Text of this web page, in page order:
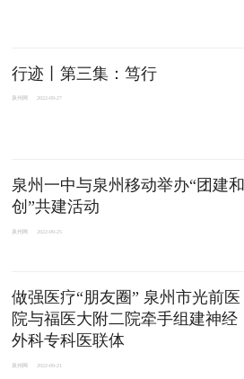
行迹丨第三集：笃行
泉州网 2022-09-27
泉州一中与泉州移动举办“团建和
创”共建活动
泉州网 2022-09-25
做强医疗“朋友圈” 泉州市光前医
院与福医大附二院牵手组建神经
外科专科医联体
泉州网 2022-09-21